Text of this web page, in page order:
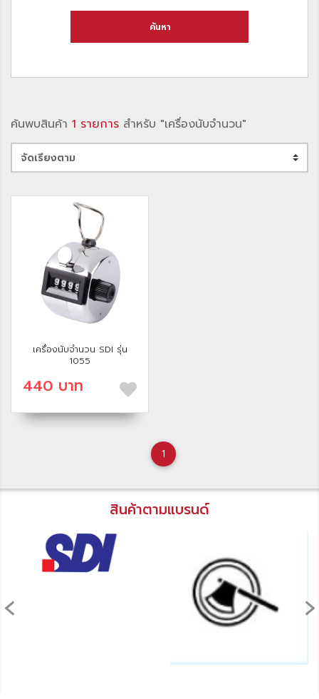
ค้นหา
ค้นพบสินค้า 1 รายการ สำหรับ "เครื่องนับจำนวน"
เครื่องนับจำนวน SDI รุ่น
1055
440 บาท
1
สินค้าตามแบรนด์
‹ ›